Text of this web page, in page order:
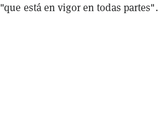
"que está en vigor en todas partes".